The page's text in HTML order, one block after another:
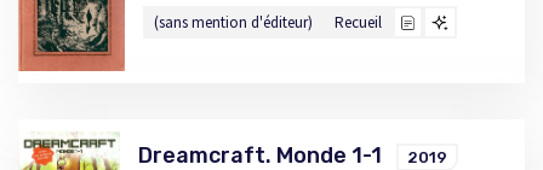
(sans mention d'éditeur) Recueil
Dreamcraft. Monde 1-1 2019